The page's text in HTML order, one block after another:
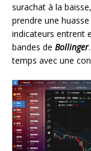
surachat à la
prendre une
indicateurs entrent
bandes de Bollinger
temps avec une